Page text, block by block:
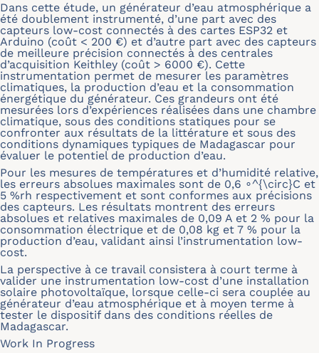
Dans cette étude, un générateur d’eau atmosphérique a
été doublement instrumenté, d’une part avec des
capteurs low-cost connectés à des cartes ESP32 et
Arduino (coût < 200 €) et d’autre part avec des capteurs
de meilleure précision connectés à des centrales
d’acquisition Keithley (coût > 6000 €). Cette
instrumentation permet de mesurer les paramètres
climatiques, la production d’eau et la consommation
énergétique du générateur. Ces grandeurs ont été
mesurées lors d’expériences réalisées dans une chambre
climatique, sous des conditions statiques pour se
confronter aux résultats de la littérature et sous des
conditions dynamiques typiques de Madagascar pour
évaluer le potentiel de production d’eau.
Pour les mesures de températures et d’humidité relative,
les erreurs absolues maximales sont de 0,6 ∘^{\circ}C et
5 %rh respectivement et sont conformes aux précisions
des capteurs. Les résultats montrent des erreurs
absolues et relatives maximales de 0,09 A et 2 % pour la
consommation électrique et de 0,08 kg et 7 % pour la
production d’eau, validant ainsi l’instrumentation low-
cost.
La perspective à ce travail consistera à court terme à
valider une instrumentation low-cost d’une installation
solaire photovoltaïque, lorsque celle-ci sera couplée au
générateur d’eau atmosphérique et à moyen terme à
tester le dispositif dans des conditions réelles de
Madagascar.
Work In Progress